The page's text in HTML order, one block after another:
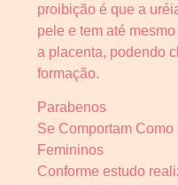
proibição é que a
pele e tem até
a placenta, podendo
formação.
Parabenos
Se Comportam
Femininos
Conforme estudo